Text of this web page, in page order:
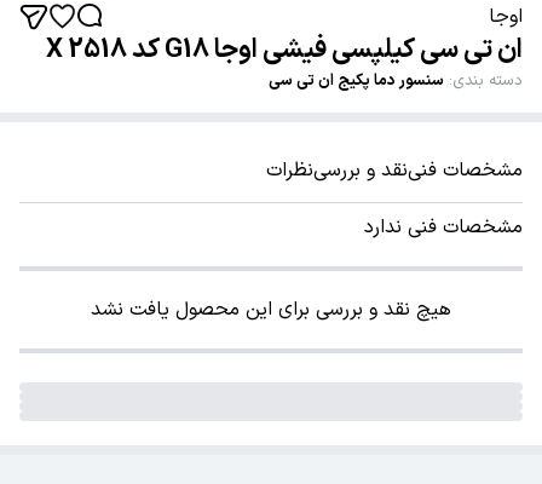
اوجا
ان تی سی کیلپسی فیشی اوجا G18 کد 2518 X
دسته بندی: سنسور دما پکیج ان تی سی
مشخصات فنینقد و بررسینظرات
مشخصات فنی ندارد
هیچ نقد و بررسی برای این محصول یافت نشد